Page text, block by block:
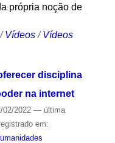
própria noção de
/Vídeos /Vídeos
disciplina
na internet
2022 — última
em: